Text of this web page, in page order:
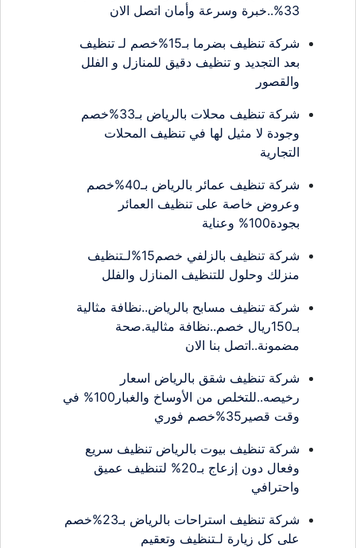
33%..خبرة وسرعة وأمان اتصل الان
شركة تنظيف بضرما بـ15%خصم لـ تنظيف
بعد التجديد و تنظيف دقيق للمنازل و الفلل
والقصور
شركة تنظيف محلات بالرياض بـ33%خصم
وجودة لا مثيل لها في تنظيف المحلات
التجارية
شركة تنظيف عمائر بالرياض بـ40%خصم
وعروض خاصة على تنظيف العمائر
بجودة100% وعناية
شركة تنظيف بالزلفي خصم15%لـتنظيف
منزلك وحلول للتنظيف المنازل والفلل
شركة تنظيف مسابح بالرياض..نظافة مثالية
بـ150ريال خصم..نظافة مثالية.صحة
مضمونة..اتصل بنا الان
شركة تنظيف شقق بالرياض اسعار
رخيصه..للتخلص من الأوساخ والغبار100% في
وقت قصير35%خصم فوري
شركة تنظيف بيوت بالرياض تنظيف سريع
وفعال دون إزعاج بـ20% لتنظيف عميق
واحترافي
شركة تنظيف استراحات بالرياض بـ23%خصم
على كل زيارة لـتنظيف وتعقيم